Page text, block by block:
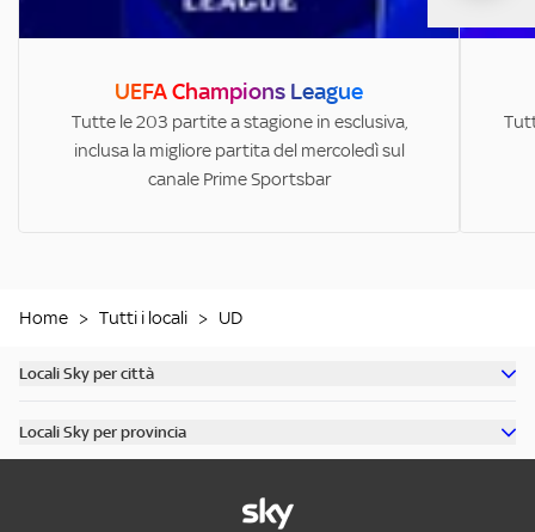
UEFA Champions League
Tutte le 203 partite a stagione in esclusiva,
inclusa la migliore partita del mercoledì sul
canale Prime Sportsbar
Home > Tutti i locali > UD
Locali Sky per città
Scopri tutti i bar di Roma
Locali Sky per provincia
Scopri tutti i bar in provincia di Milano
Scopri tutti i bar in provincia di Roma